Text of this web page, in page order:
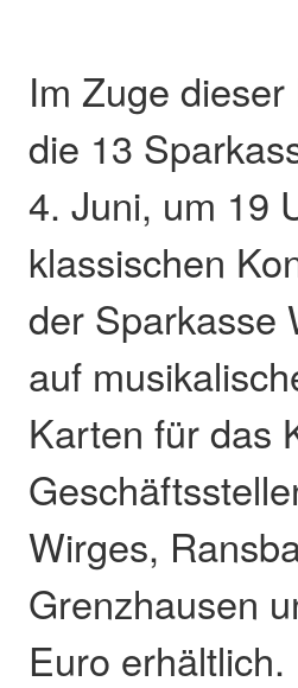
Im Zuge
die 13
4. Juni, um 19
klassischen
der Sparkasse
auf
Karten für das
Wirges,
Grenzhausen
Euro erhältlich.